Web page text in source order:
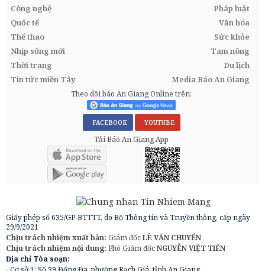
Công nghệ
Pháp luật
Quốc tế
Văn hóa
Thể thao
Sức khỏe
Nhịp sống mới
Tam nông
Thời trang
Du lịch
Tin tức miền Tây
Media Báo An Giang
Theo dõi báo An Giang Online trên:
FACEBOOK YOUTUBE
Tải Báo An Giang App
Giấy phép số 635/GP-BTTTT, do Bộ Thông tin và Truyền thông, cấp ngày
29/9/2021
Chịu trách nhiệm xuất bản: Giám đốcLÊ VĂN CHUYỂN
Chịu trách nhiệm nội dung: Phó Giám đốcNGUYỄN VIỆT TIẾN
Địa chỉ Tòa soạn: